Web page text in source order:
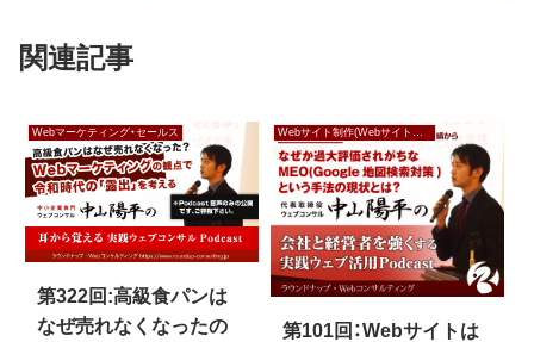
関連記事
Webマーケティング・セールス
第322回:高級食パンは
なぜ売れなくなったの
Webサイト制作(Webサイト作成)
第101回：Webサイトは